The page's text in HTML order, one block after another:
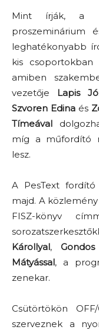
Mint írják, a
proszeminárium
leghatékonyabb
kis csoportokban
amiben
vezetője Lapis
Szvoren Edina és
Tímeával
míg a műfordító
lesz.
A PesText fordító
majd. A
FISZ-könyv
Károllyal,
Mátyással, a
zenekar.
Csütörtökön
szerveznek a